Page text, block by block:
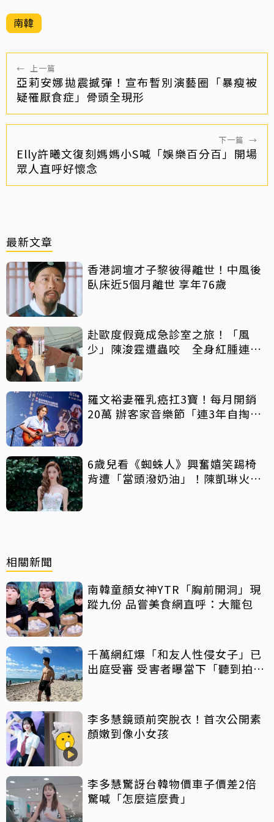
南韓
← 上一篇
亞莉安娜拋震撼彈！宣布暫別演藝圈「暴瘦被
疑罹厭食症」骨頭全現形
下一篇 →
Elly許曦文復刻媽媽小S喊「娛樂百分百」開場
眾人直呼好懷念
最新文章
香港詞壇才子黎彼得離世！中風後
臥床近5個月離世 享年76歲
赴歐度假竟成急診室之旅！「風
少」陳浚霆遭蟲咬 全身紅腫連說
羅文裕妻罹乳癌扛3寶！每月開銷
20萬 辦客家音樂節「連3年自掏6
6歲兒看《蜘蛛人》興奮嬉笑踢椅
背遭「當頭潑奶油」！陳凱琳火速
相關新聞
南韓童顏女神YTR「胸前開洞」現
蹤九份 品嘗美食網直呼：大籠包
千萬網紅爆「和友人性侵女子」已
出庭受審 受害者曝當下「聽到拍片
李多慧鏡頭前突脫衣！首次公開素
顏嫩到像小女孩
李多慧驚訝台韓物價車子價差2倍
驚喊「怎麼這麼貴」